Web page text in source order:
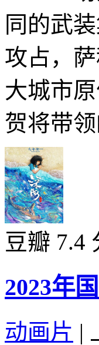
同的武
攻占，
大城市
贺将带
豆瓣 7.4
2023年
动画片 |